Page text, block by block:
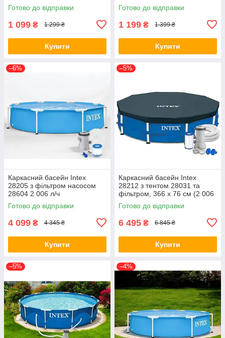
Готово до відправки
1 099 ₴ 1 299 ₴
Купити
Готово до відправки
1 199 ₴ 1 399 ₴
Купити
–6%
Каркасний басейн Intex
28205 з фільтром насосом
28604 2 006 л/ч
Готово до відправки
4 099 ₴ 4 345 ₴
Купити
–5%
Каркасний басейн Intex
28212 з тентом 28031 та
фільтром, 366 x 76 см (2 006
л/год)
Готово до відправки
6 495 ₴ 6 845 ₴
Купити
–5% –4%